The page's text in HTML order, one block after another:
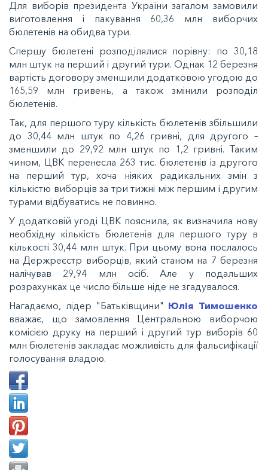
Для виборів президента України загалом замовили
виготовлення і пакування 60,36 млн виборчих
бюлетенів на обидва тури.
Спершу бюлетені розподілялися порівну: по 30,18
млн штук на перший і другий тури. Однак 12 березня
вартість договору зменшили додатковою угодою до
165,59 млн гривень, а також змінили розподіл
бюлетенів.
Так, для першого туру кількість бюлетенів збільшили
до 30,44 млн штук по 4,26 гривні, для другого –
зменшили до 29,92 млн штук по 1,2 гривні. Таким
чином, ЦВК перенесла 263 тис. бюлетенів із другого
на перший тур, хоча ніяких радикальних змін з
кількістю виборців за три тижні між першим і другим
турами відбуватись не повинно.
У додатковій угоді ЦВК пояснила, як визначила нову
необхідну кількість бюлетенів для першого туру в
кількості 30,44 млн штук. При цьому вона послалось
на Держреєстр виборців, який станом на 7 березня
налічував 29,94 млн осіб. Але у подальших
розрахунках це число більше ніде не згадувалося.
Нагадаємо, лідер "Батьківщини" Юлія Тимошенко
вважає, що замовлення Центральною виборчою
комісією друку на перший і другий тур виборів 60
млн бюлетенів закладає можливість для фальсифікації
голосування владою.